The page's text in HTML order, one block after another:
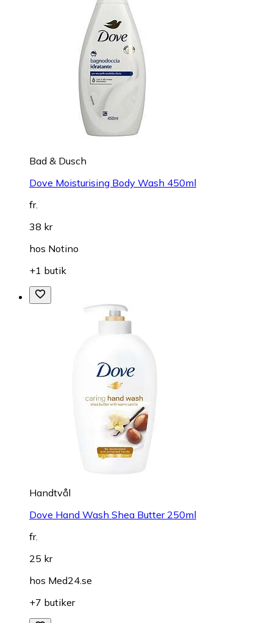
Bad & Dusch
Dove Moisturising Body Wash 450ml
fr.
38 kr
hos Notino
+1 butik
Handtvål
Dove Hand Wash Shea Butter 250ml
fr.
25 kr
hos Med24.se
+7 butiker